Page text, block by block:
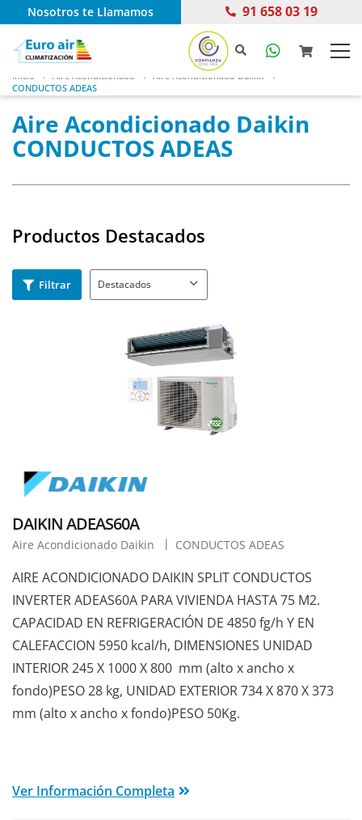
Nosotros te Llamamos 91 658 03 19
Inicio Aire Acondicionado
Aire Acondicionado Daikin
CONDUCTOS ADEAS
Aire Acondicionado Daikin
CONDUCTOS ADEAS
Productos Destacados
Filtrar
DAIKIN ADEAS60A
Aire Acondicionado Daikin CONDUCTOS ADEAS
AIRE ACONDICIONADO DAIKIN SPLIT CONDUCTOS
INVERTER ADEAS60A PARA VIVIENDA HASTA 75 M2.
CAPACIDAD EN REFRIGERACIÓN DE 4850 fg/h Y EN
CALEFACCION 5950 kcal/h, DIMENSIONES UNIDAD
INTERIOR 245 X 1000 X 800 mm (alto x ancho x
fondo)PESO 28 kg, UNIDAD EXTERIOR 734 X 870 X 373
mm (alto x ancho x fondo)PESO 50Kg.
Ver Información Completa